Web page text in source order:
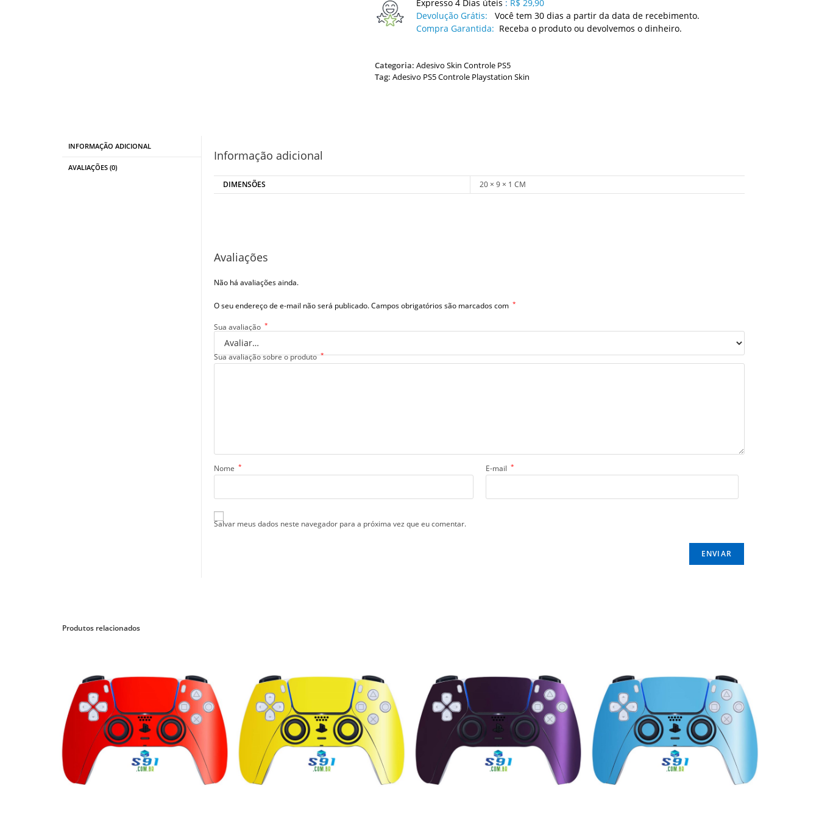
Expresso 4 Dias úteis : R$ 29,90
Devolução Grátis:
Você tem 30 dias a partir da data de recebimento.
Compra Garantida: Receba o produto ou devolvemos o dinheiro.
Categoria: Adesivo Skin Controle PS5
Tag: Adesivo PS5 Controle Playstation Skin
INFORMAÇÃO ADICIONAL
AVALIAÇÕES (0)
Informação adicional
DIMENSÕES 20 × 9 × 1 CM
Avaliações
Não há avaliações ainda.
O seu endereço de e-mail não será publicado.Campos obrigatórios são marcados com *
Sua avaliação *
Sua avaliação sobre o produto *
Nome * E-mail *
Salvar meus dados neste navegador para a próxima vez que eu comentar.
Produtos relacionados